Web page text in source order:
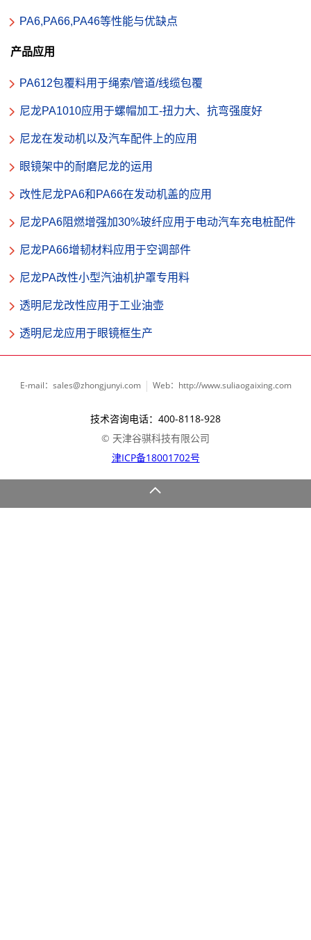
PA6,PA66,PA46等性能与优缺点
产品应用
PA612包覆料用于绳索/管道/线缆包覆
尼龙PA1010应用于螺帽加工-扭力大、抗弯强度好
尼龙在发动机以及汽车配件上的应用
眼镜架中的耐磨尼龙的运用
改性尼龙PA6和PA66在发动机盖的应用
尼龙PA6阻燃增强加30%玻纤应用于电动汽车充电桩配件
尼龙PA66增韧材料应用于空调部件
尼龙PA改性小型汽油机护罩专用料
透明尼龙改性应用于工业油壶
透明尼龙应用于眼镜框生产
E-mail：sales@zhongjunyi.com Web：http://www.suliaogaixing.com
技术咨询电话：400-8118-928
© 天津谷骐科技有限公司
津ICP备18001702号